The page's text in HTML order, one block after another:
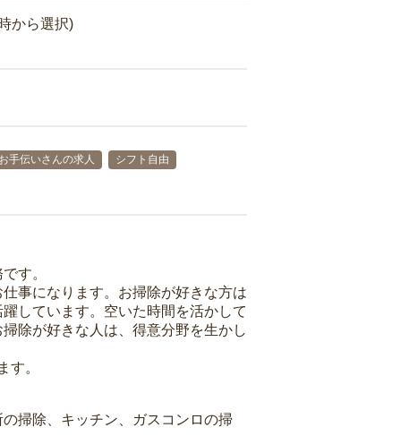
から選択)
お手伝いさんの求人
シフト自由
す。
事になります。お掃除が好きな方は
しています。空いた時間を活かして
除が好きな人は、得意分野を生かし
す。
掃除、キッチン、ガスコンロの掃